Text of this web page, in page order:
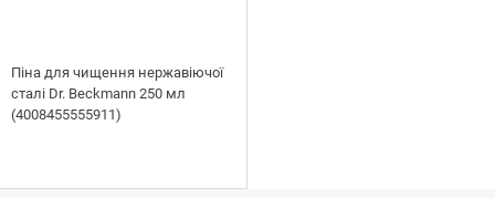
Піна для чищення нержавіючої
сталі Dr. Beckmann 250 мл
(4008455555911)